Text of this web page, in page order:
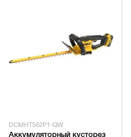
DCMHT562P1-QW
Аккумуляторный кусторез